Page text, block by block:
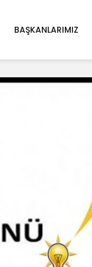
BAŞKANLARIMIZ